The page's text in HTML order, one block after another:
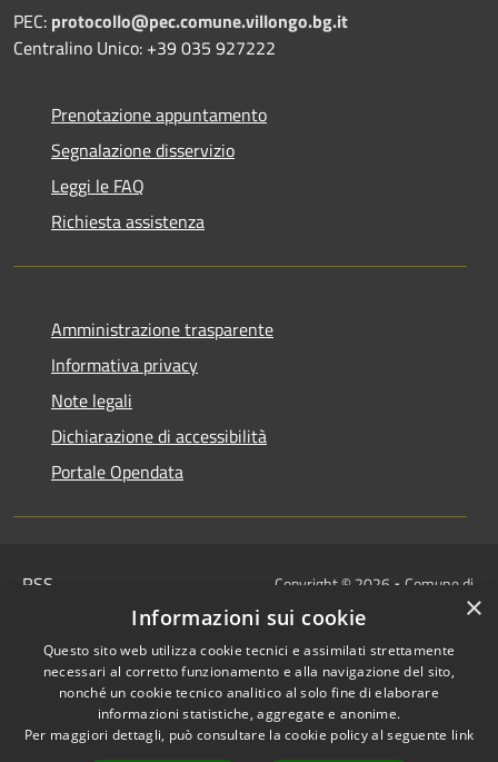
PEC: protocollo@pec.comune.villongo.bg.it
Centralino Unico: +39 035 927222
Prenotazione appuntamento
Segnalazione disservizio
Leggi le FAQ
Richiesta assistenza
Amministrazione trasparente
Informativa privacy
Note legali
Dichiarazione di accessibilità
Portale Opendata
RSS
Cookie
Mappa del sito
IBAN COMUNALI: per i cittadini
IT48Z0851453760000000120312
Copyright © 2026 • Comune di
Villongo • Powered by
redazione
×
Informazioni sui cookie
Questo sito web utilizza cookie tecnici e assimilati strettamente
necessari al corretto funzionamento e alla navigazione del sito,
nonché un cookie tecnico analitico al solo fine di elaborare
informazioni statistiche, aggregate e anonime.
Per maggiori dettagli, può consultare la cookie policy al seguente link